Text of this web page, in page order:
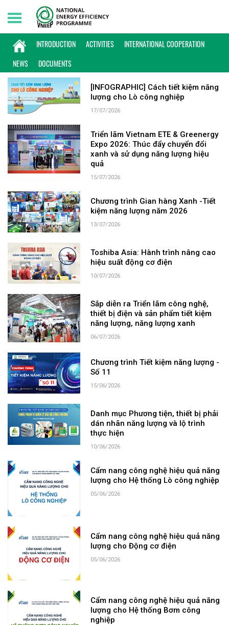
INTRODUCTION ACTIVITIES
INTERNATIONAL COOPERATION
NEWS
DOCUMENTS
Thursday, 06/08/2026 | 18:20 GMT+7
KEYWORD: SẢN PHẨM
[INFOGRAPHIC] Cách tiết kiệm năng
lượng cho Lò công nghiệp
17/07/2026
Triển lãm Vietnam ETE & Greenergy
Expo 2026: Thúc đẩy chuyển đổi
xanh và sử dụng năng lượng hiệu
quả
15/07/2026
Chương trình Gian hàng Xanh -Tiết
kiệm năng lượng năm 2026
13/07/2026
Toshiba Asia: Hành trình nâng cao
hiệu suất động cơ điện
10/07/2026
Sắp diễn ra Triển lãm công nghệ,
thiết bị điện và sản phẩm tiết kiệm
năng lượng, năng lượng xanh
06/07/2026
Chương trình Tiết kiệm năng lượng -
Số 11
15/06/2026
Danh mục Phương tiện, thiết bị phải
dán nhãn năng lượng và lộ trình
thực hiện
10/06/2026
Cẩm nang công nghệ hiệu quả năng
lượng cho Hệ thống Lò công nghiệp
05/06/2026
Cẩm nang công nghệ hiệu quả năng
lượng cho Động cơ điện
05/06/2026
Cẩm nang công nghệ hiệu quả năng
lượng cho Hệ thống Bơm công
nghiệp